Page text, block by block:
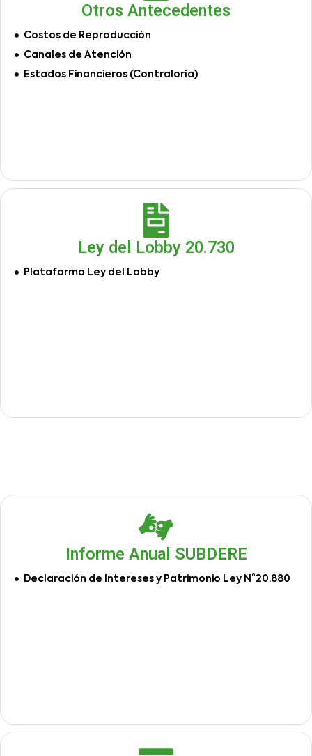
Otros Antecedentes
Costos de Reproducción
Canales de Atención
Estados Financieros (Contraloría)
Ley del Lobby 20.730
Plataforma Ley del Lobby
Informe Anual SUBDERE
Declaración de Intereses y Patrimonio Ley N°20.880